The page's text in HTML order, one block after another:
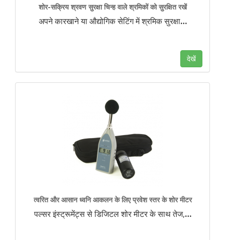
शोर-सक्रिय श्रवण सुरक्षा चिन्ह वाले श्रमिकों को सुरक्षित रखें
अपने कारखाने या औद्योगिक सेटिंग में श्रमिक सुरक्षा…
देखें
त्वरित और आसान ध्वनि आकलन के लिए प्रवेश स्तर के शोर मीटर
पल्सर इंस्ट्रूमेंट्स से डिजिटल शोर मीटर के साथ तेज,…